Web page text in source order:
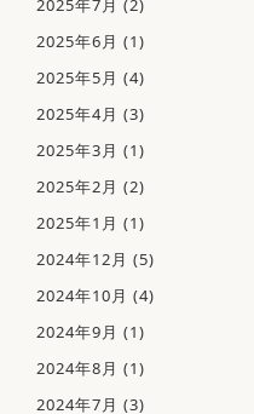
2025年7月 (2)
2025年6月 (1)
2025年5月 (4)
2025年4月 (3)
2025年3月 (1)
2025年2月 (2)
2025年1月 (1)
2024年12月 (5)
2024年10月 (4)
2024年9月 (1)
2024年8月 (1)
2024年7月 (3)